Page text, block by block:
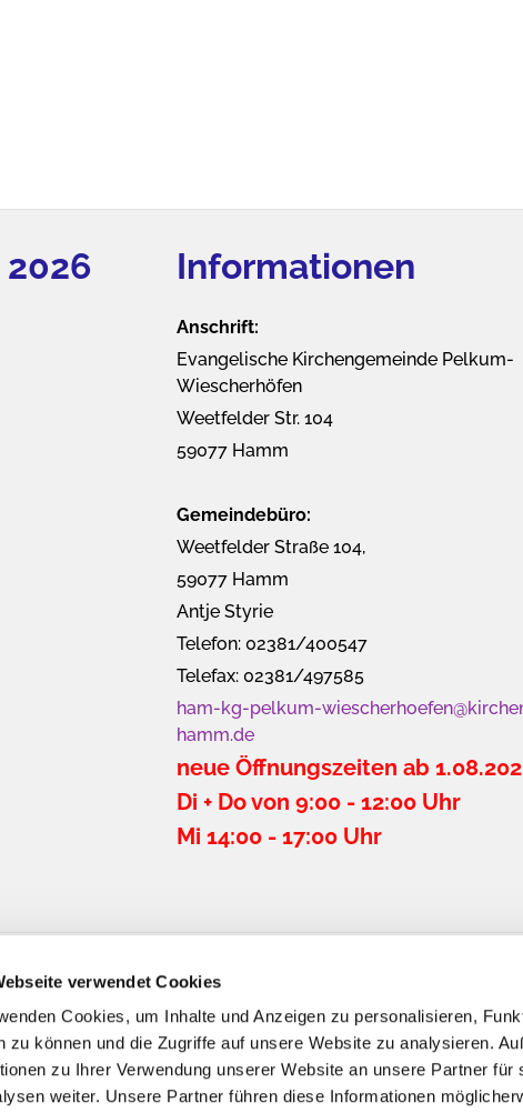
verwendet Cookies
Cookies, um Inhalte und Anzeigen zu personalisieren,
zu können und die Zugriffe auf unsere Website zu analysieren.
zu Ihrer Verwendung unserer Website an unsere Partner für
weiter. Unsere Partner führen diese Informationen
Informationen
Anschrift:
Evangelische Kirchengemeinde Pelkum-
Wiescherhöfen
Weetfelder Str. 104
59077 Hamm
Gemeindebüro:
Weetfelder Straße 104,
59077 Hamm
Antje Styrie
Telefon: 02381/400547
Telefax: 02381/497585
ham-kg-pelkum-
hamm.de
neue Öffnungszeiten ab
Di + Do von 9:00 - 12:00 Uhr
Mi 14:00 - 17:00 Uhr